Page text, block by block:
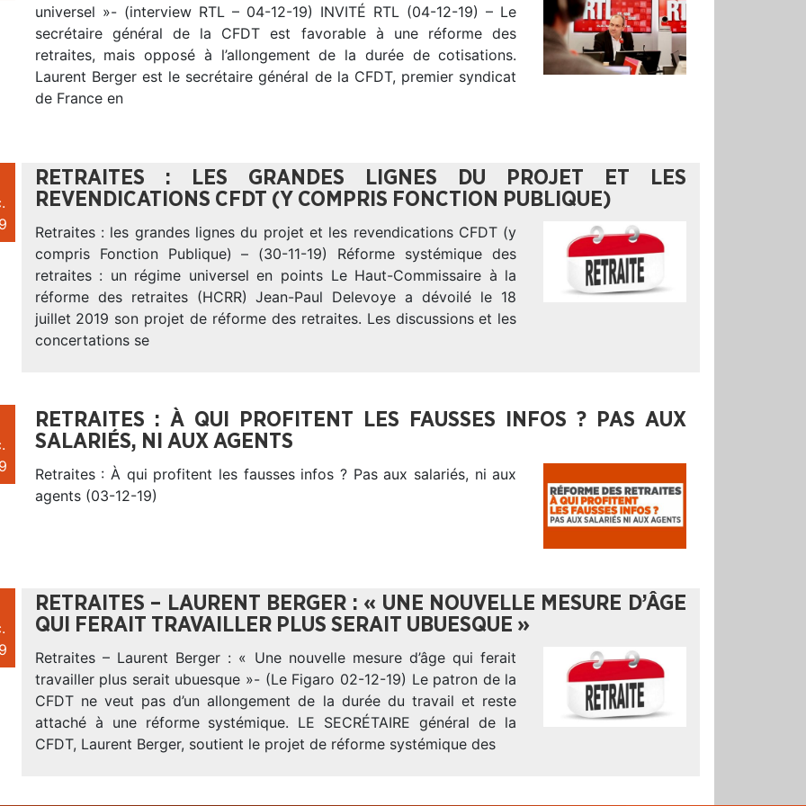
universel »- (interview RTL – 04-12-19) INVITÉ RTL (04-12-19) – Le
secrétaire général de la CFDT est favorable à une réforme des
retraites, mais opposé à l’allongement de la durée de cotisations.
Laurent Berger est le secrétaire général de la CFDT, premier syndicat
de France en
RETRAITES : LES GRANDES LIGNES DU PROJET ET LES
REVENDICATIONS CFDT (Y COMPRIS FONCTION PUBLIQUE)
Retraites : les grandes lignes du projet et les revendications CFDT (y
compris Fonction Publique) – (30-11-19) Réforme systémique des
retraites : un régime universel en points Le Haut-Commissaire à la
réforme des retraites (HCRR) Jean-Paul Delevoye a dévoilé le 18
juillet 2019 son projet de réforme des retraites. Les discussions et les
concertations se
RETRAITES : À QUI PROFITENT LES FAUSSES INFOS ? PAS AUX
SALARIÉS, NI AUX AGENTS
Retraites : À qui profitent les fausses infos ? Pas aux salariés, ni aux
agents (03-12-19)
RETRAITES – LAURENT BERGER : « UNE NOUVELLE MESURE D’ÂGE
QUI FERAIT TRAVAILLER PLUS SERAIT UBUESQUE »
Retraites – Laurent Berger : « Une nouvelle mesure d’âge qui ferait
travailler plus serait ubuesque »- (Le Figaro 02-12-19) Le patron de la
CFDT ne veut pas d’un allongement de la durée du travail et reste
attaché à une réforme systémique. LE SECRÉTAIRE général de la
CFDT, Laurent Berger, soutient le projet de réforme systémique des